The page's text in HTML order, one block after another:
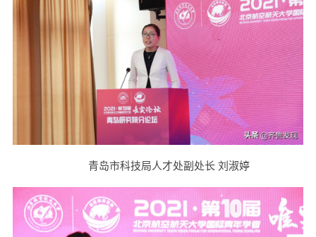
青岛市科技局人才处副处长 刘淑婷